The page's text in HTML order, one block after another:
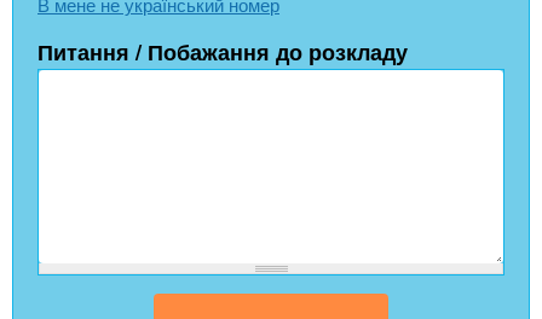
Питання / Побажання до розкладу